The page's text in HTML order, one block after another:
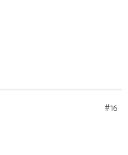
#16